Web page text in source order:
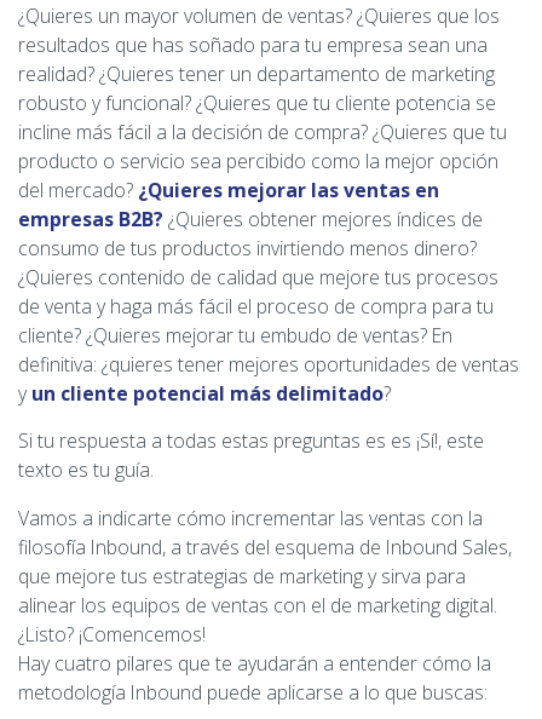
¿Quieres un mayor volumen de ventas? ¿Quieres que los
resultados que has soñado para tu empresa sean una
realidad? ¿Quieres tener un departamento de marketing
robusto y funcional? ¿Quieres que tu cliente potencia se
incline más fácil a la decisión de compra? ¿Quieres que tu
producto o servicio sea percibido como la mejor opción
del mercado? ¿Quieres mejorar las ventas en
empresas B2B? ¿Quieres obtener mejores índices de
consumo de tus productos invirtiendo menos dinero?
¿Quieres contenido de calidad que mejore tus procesos
de venta y haga más fácil el proceso de compra para tu
cliente? ¿Quieres mejorar tu embudo de ventas? En
definitiva: ¿quieres tener mejores oportunidades de ventas
y un cliente potencial más delimitado?
Si tu respuesta a todas estas preguntas es es ¡Sí!, este
texto es tu guía.
Vamos a indicarte cómo incrementar las ventas con la
filosofía Inbound, a través del esquema de Inbound Sales,
que mejore tus estrategias de marketing y sirva para
alinear los equipos de ventas con el de marketing digital.
¿Listo? ¡Comencemos!
Hay cuatro pilares que te ayudarán a entender cómo la
metodología Inbound puede aplicarse a lo que buscas: